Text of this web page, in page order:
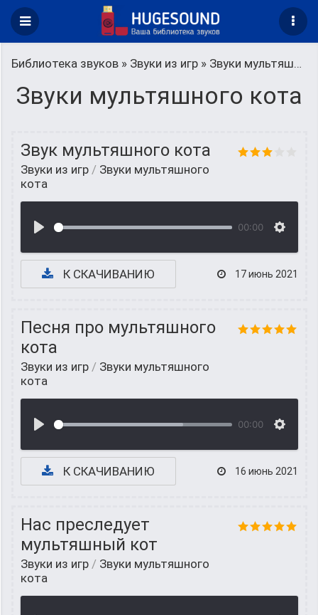
Библиотека звуков » Звуки из игр » Звуки мультяшного кота
Звуки мультяшного кота
Звук мультяшного кота
Звуки из игр / Звуки мультяшного
кота
00:00
К СКАЧИВАНИЮ 17 июнь 2021
Песня про мультяшного
кота
Звуки из игр / Звуки мультяшного
кота
00:00
К СКАЧИВАНИЮ 16 июнь 2021
Нас преследует
мультяшный кот
Звуки из игр / Звуки мультяшного
кота